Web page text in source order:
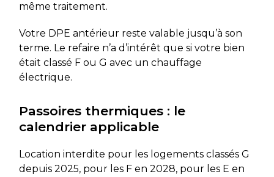
même traitement.
Votre DPE antérieur reste valable jusqu’à son
terme. Le refaire n’a d’intérêt que si votre bien
était classé F ou G avec un chauffage
électrique.
Passoires thermiques : le
calendrier applicable
Location interdite pour les logements classés G
depuis 2025, pour les F en 2028, pour les E en